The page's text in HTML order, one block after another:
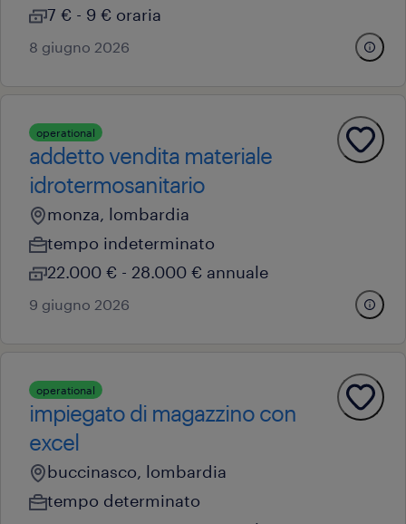
7 € - 9 € oraria
8 giugno 2026
operational
addetto vendita materiale
idrotermosanitario
monza, lombardia
tempo indeterminato
22.000 € - 28.000 € annuale
9 giugno 2026
operational
impiegato di magazzino con
excel
buccinasco, lombardia
tempo determinato